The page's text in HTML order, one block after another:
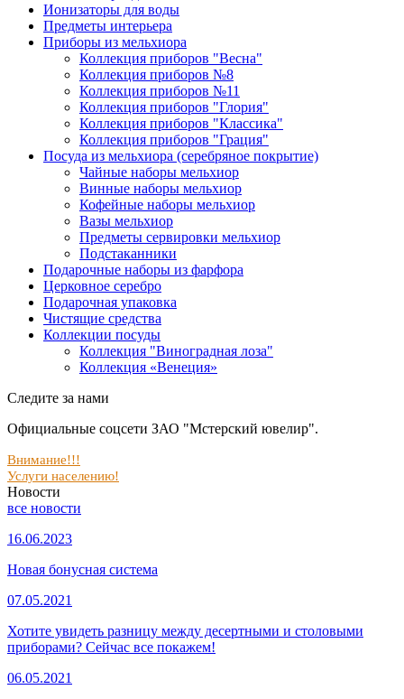
Ионизаторы для воды
Предметы интерьера
Приборы из мельхиора
Коллекция приборов "Весна"
Коллекция приборов №8
Коллекция приборов №11
Коллекция приборов "Глория"
Коллекция приборов "Классика"
Коллекция приборов "Грация"
Посуда из мельхиора (серебряное покрытие)
Чайные наборы мельхиор
Винные наборы мельхиор
Кофейные наборы мельхиор
Вазы мельхиор
Предметы сервировки мельхиор
Подстаканники
Подарочные наборы из фарфора
Церковное серебро
Подарочная упаковка
Чистящие средства
Коллекции посуды
Коллекция "Виноградная лоза"
Коллекция «Венеция»
Следите за нами
Официальные соцсети ЗАО "Мстерский ювелир".
Внимание!!!
Услуги населению!
Новости
все новости
16.06.2023
Новая бонусная система
07.05.2021
Хотите увидеть разницу между десертными и столовыми
приборами? Сейчас все покажем!
06.05.2021